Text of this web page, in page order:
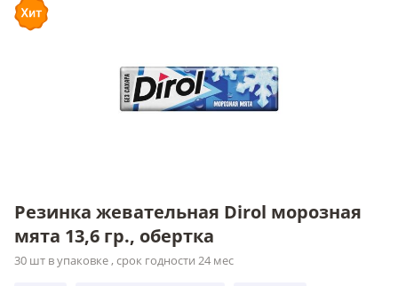
Резинка жевательная Dirol морозная
мята 13,6 гр., обертка
30 шт в упаковке , срок годности 24 мес